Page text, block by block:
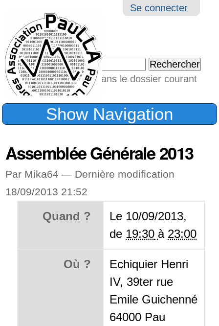
Outils
Se connecter
Chercher par
Seulement dans le dossier courant
Recherche
Show Navigation
Assemblée Générale 2013
Par Mika64 — Dernière modification
18/09/2013 21:52
Quand ?
Le 10/09/2013,
de 19:30 à 23:00
Où ?
Echiquier Henri
IV, 39ter rue
Emile Guichenné
64000 Pau